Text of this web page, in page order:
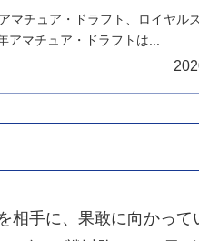
チュア・ドラフト、ロイヤル
マチュア・ドラフトは...
手に、果敢に向かって